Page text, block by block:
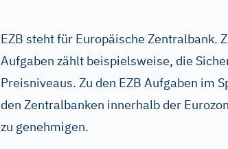
EZB steht für Europäische Zentralbank.
Aufgaben zählt beispielsweise, die
Preisniveaus. Zu den EZB Aufgaben im
den Zentralbanken innerhalb der
zu genehmigen.